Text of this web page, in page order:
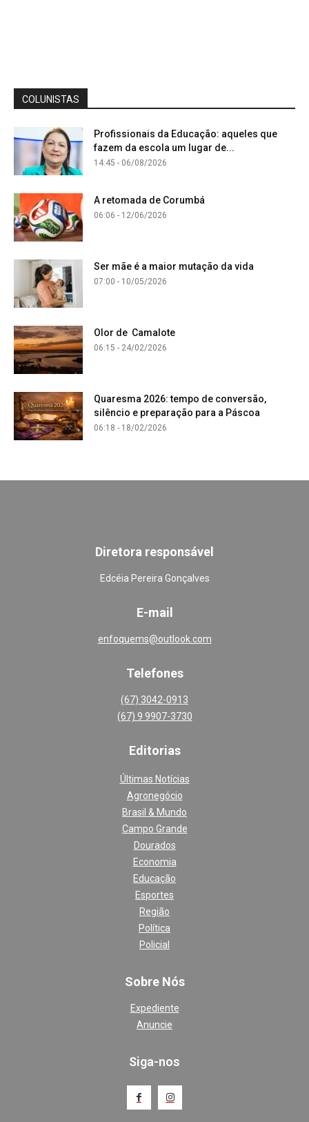
COLUNISTAS
Profissionais da Educação: aqueles que
fazem da escola um lugar de...
14:45 - 06/08/2026
A retomada de Corumbá
06:06 - 12/06/2026
Ser mãe é a maior mutação da vida
07:00 - 10/05/2026
Olor de Camalote
06:15 - 24/02/2026
Quaresma 2026: tempo de conversão,
silêncio e preparação para a Páscoa
06:18 - 18/02/2026
Diretora responsável
Edcéia Pereira Gonçalves
E-mail
enfoquems@outlook.com
Telefones
(67) 3042-0913
(67) 9 9907-3730
Editorias
Últimas Notícias
Agronegócio
Brasil & Mundo
Campo Grande
Dourados
Economia
Educação
Esportes
Região
Política
Policial
Sobre Nós
Expediente
Anuncie
Siga-nos